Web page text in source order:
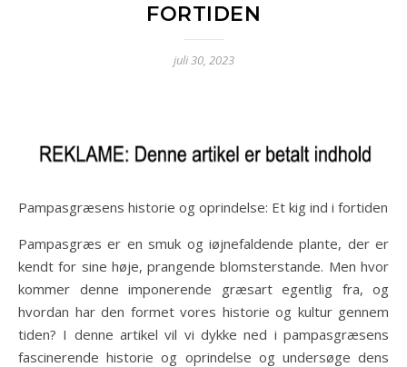
FORTIDEN
juli 30, 2023
Pampasgræsens historie og oprindelse: Et kig ind i fortiden
Pampasgræs er en smuk og iøjnefaldende plante, der er
kendt for sine høje, prangende blomsterstande. Men hvor
kommer denne imponerende græsart egentlig fra, og
hvordan har den formet vores historie og kultur gennem
tiden? I denne artikel vil vi dykke ned i pampasgræsens
fascinerende historie og oprindelse og undersøge dens